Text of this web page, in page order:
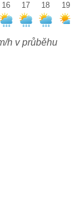
16
17
18
19
h v průběhu